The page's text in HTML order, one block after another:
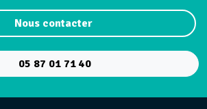
Nous contacter
05 87 01 71 40